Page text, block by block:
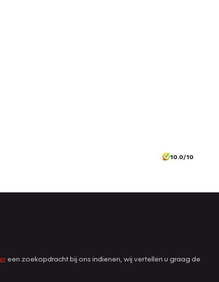
10.0/10
een zoekopdracht bij ons indienen, wij vertellen u graag de